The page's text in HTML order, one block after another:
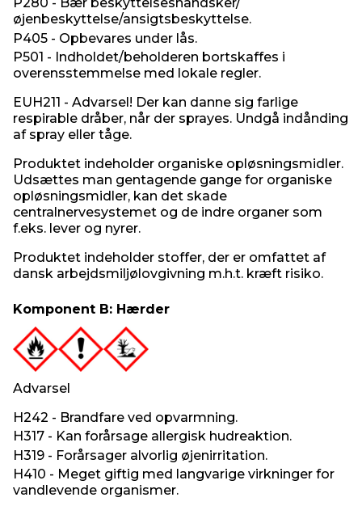
P280 - Bær beskyttelseshandsker/
øjenbeskyttelse/ansigtsbeskyttelse.
P405 - Opbevares under lås.
P501 - Indholdet/beholderen bortskaffes i
overensstemmelse med lokale regler.
EUH211 - Advarsel! Der kan danne sig farlige
respirable dråber, når der sprayes. Undgå indånding
af spray eller tåge.
Produktet indeholder organiske opløsningsmidler.
Udsættes man gentagende gange for organiske
opløsningsmidler, kan det skade
centralnervesystemet og de indre organer som
f.eks. lever og nyrer.
Produktet indeholder stoffer, der er omfattet af
dansk arbejdsmiljølovgivning m.h.t. kræft risiko.
Komponent B: Hærder
Advarsel
H242 - Brandfare ved opvarmning.
H317 - Kan forårsage allergisk hudreaktion.
H319 - Forårsager alvorlig øjenirritation.
H410 - Meget giftig med langvarige virkninger for
vandlevende organismer.